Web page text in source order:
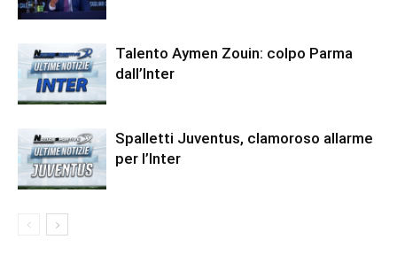
Talento Aymen Zouin: colpo Parma
dall’Inter
Spalletti Juventus, clamoroso allarme
per l’Inter